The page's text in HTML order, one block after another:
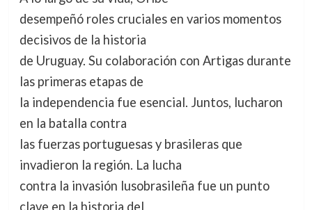
desempeñó roles cruciales en varios momentos
decisivos de la historia
de Uruguay. Su colaboración con Artigas durante
las primeras etapas de
la independencia fue esencial. Juntos, lucharon
en la batalla contra
las fuerzas portuguesas y brasileras que
invadieron la región. La lucha
contra la invasión lusobrasileña fue un punto
clave en la historia del